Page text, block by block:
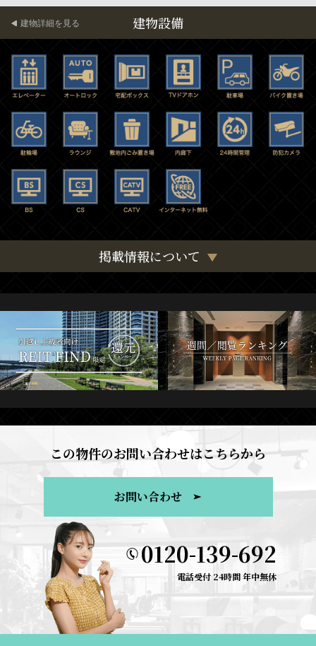
建物設備
建物詳細を見る
掲載情報について
この物件のお問い合わせはこちらから
お問い合わせ
0120-139-692
電話受付 24時間 年中無休